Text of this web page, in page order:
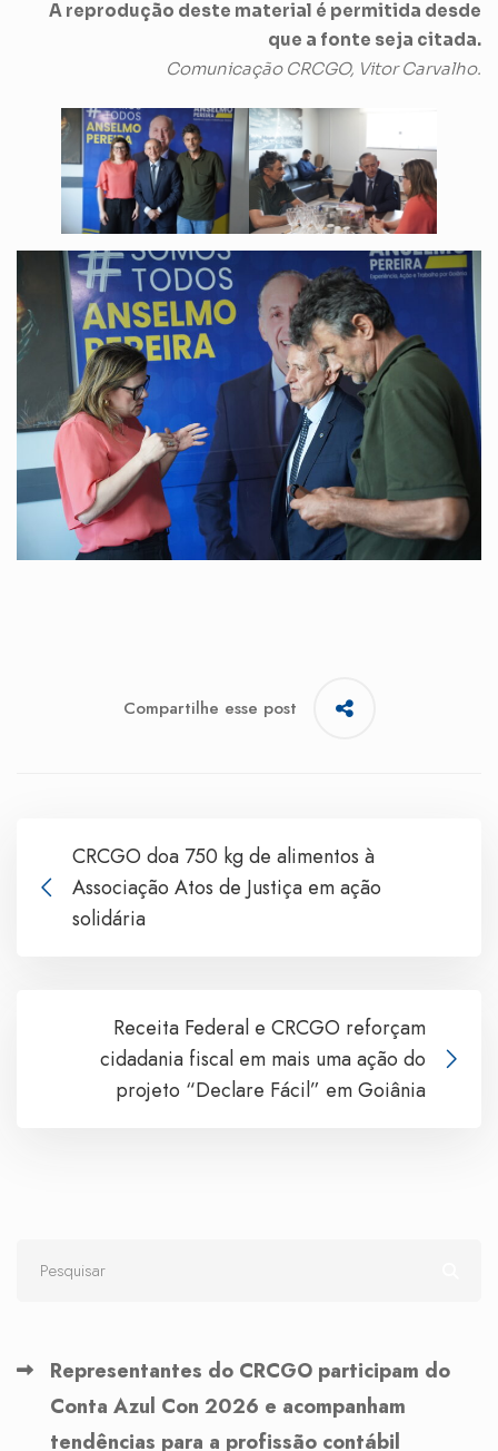
A reprodução deste material é permitida desde
que a fonte seja citada.
Comunicação CRCGO, Vitor Carvalho.
Compartilhe esse post
CRCGO doa 750 kg de alimentos à
Associação Atos de Justiça em ação
solidária
Receita Federal e CRCGO reforçam
cidadania fiscal em mais uma ação do
projeto “Declare Fácil” em Goiânia
Representantes do CRCGO participam do
Conta Azul Con 2026 e acompanham
tendências para a profissão contábil